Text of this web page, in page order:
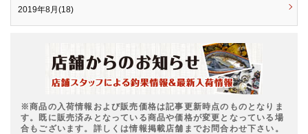
2019年8月(18)
※商品の入荷情報および販売価格は記事更新時点のものとなりま
す。既に販売済みとなっている商品や価格が変更となっている場
合もございます。詳しくは情報掲載店舗までお問合わせ下さい。